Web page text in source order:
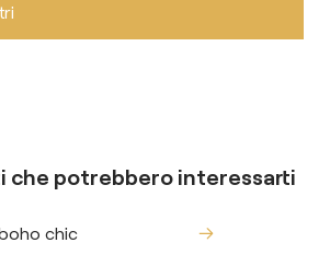
che potrebbero interessarti
chic